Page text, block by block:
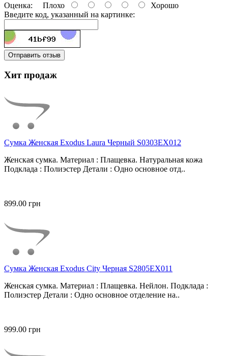
Оценка: Плохо
Хорошо
Введите код, указанный на картинке:
Отправить отзыв
Хит продаж
Сумка Женская Exodus Laura Черный S0303EX012
Женская сумка. Материал : Плащевка. Натуральная кожа
Подклада : Полиэстер Детали : Одно основное отд..
899.00 грн
Сумка Женская Exodus City Черная S2805EX011
Женская сумка. Материал : Плащевка. Нейлон. Подклада :
Полиэстер Детали : Одно основное отделение на..
999.00 грн